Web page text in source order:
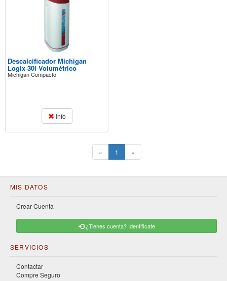
Descalcificador Michigan
Logix 30l Volumétrico
Michigan Compacto
Info
« 1 (current)
»
MIS DATOS
Crear Cuenta
¿Tienes cuenta? Identificate
SERVICIOS
Contactar
Compre Seguro